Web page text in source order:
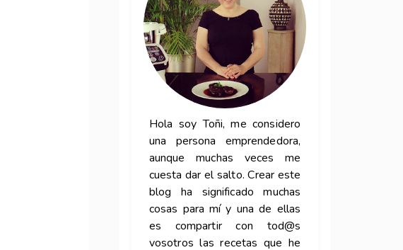
Hola soy Toñi, me considero
una persona emprendedora,
aunque muchas veces me
cuesta dar el salto. Crear este
blog ha significado muchas
cosas para mí y una de ellas
es compartir con tod@s
vosotros las recetas que he